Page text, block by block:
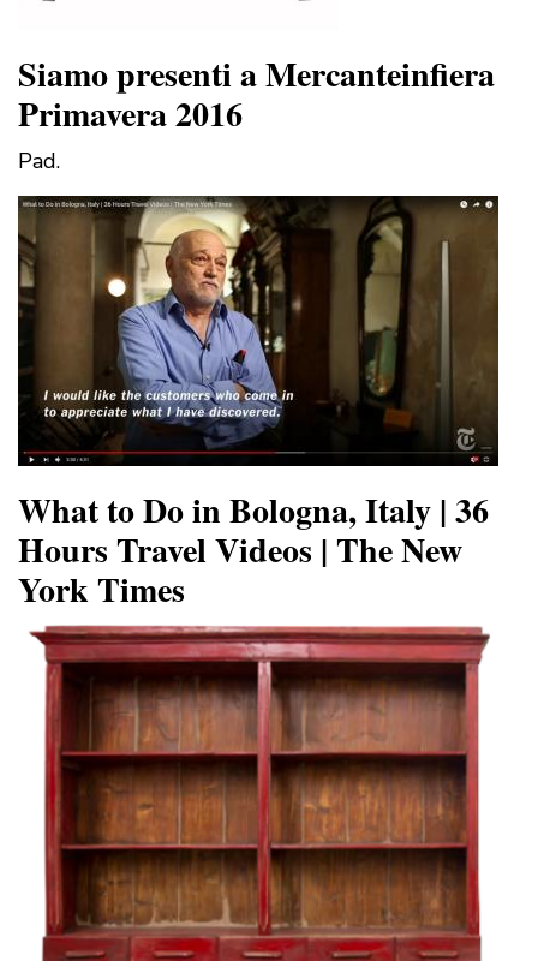
Siamo presenti a Mercanteinfiera
Primavera 2016
Pad.
What to Do in Bologna, Italy | 36
Hours Travel Videos | The New
York Times